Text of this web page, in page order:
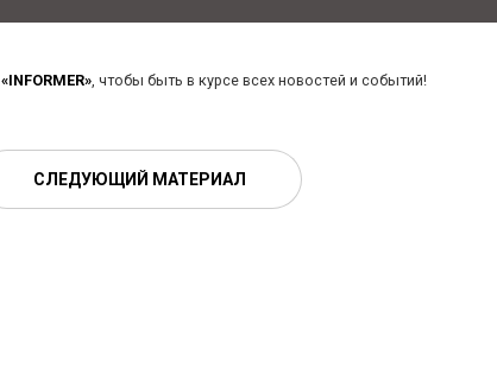
«INFORMER», чтобы быть в курсе всех новостей и событий!
СЛЕДУЮЩИЙ МАТЕРИАЛ